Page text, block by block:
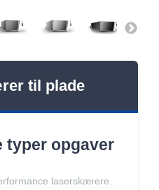
til plade
typer opgaver
laserskærere.